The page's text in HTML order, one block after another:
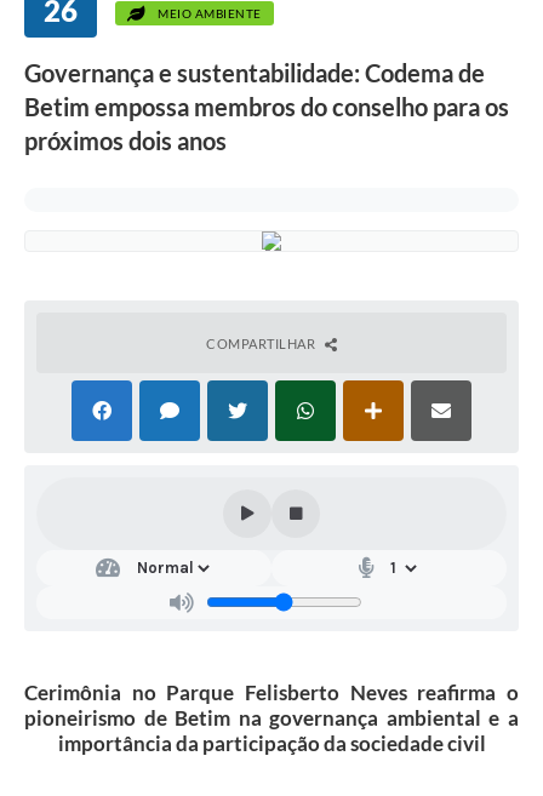
26 MEIO AMBIENTE
Governança e sustentabilidade: Codema de
Betim empossa membros do conselho para os
próximos dois anos
COMPARTILHAR
Cerimônia no Parque Felisberto Neves reafirma o
pioneirismo de Betim na governança ambiental e a
importância da participação da sociedade civil